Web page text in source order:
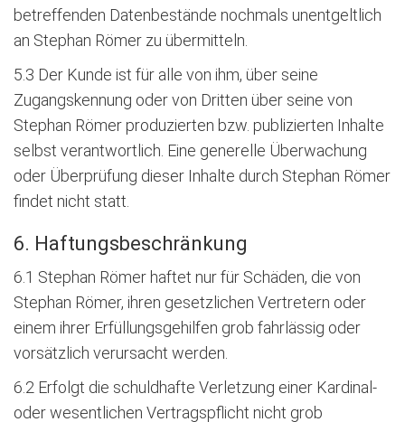
betreffenden Datenbestände nochmals unentgeltlich
an Stephan Römer zu übermitteln.
5.3 Der Kunde ist für alle von ihm, über seine
Zugangskennung oder von Dritten über seine von
Stephan Römer produzierten bzw. publizierten Inhalte
selbst verantwortlich. Eine generelle Überwachung
oder Überprüfung dieser Inhalte durch Stephan Römer
findet nicht statt.
6. Haftungsbeschränkung
6.1 Stephan Römer haftet nur für Schäden, die von
Stephan Römer, ihren gesetzlichen Vertretern oder
einem ihrer Erfüllungsgehilfen grob fahrlässig oder
vorsätzlich verursacht werden.
6.2 Erfolgt die schuldhafte Verletzung einer Kardinal-
oder wesentlichen Vertragspflicht nicht grob